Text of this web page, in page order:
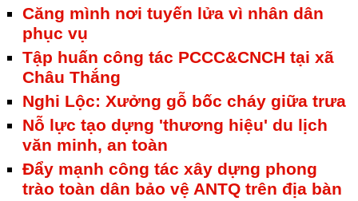
Căng mình nơi tuyến lửa vì nhân dân
phục vụ
Tập huấn công tác PCCC&CNCH tại xã
Châu Thắng
Nghi Lộc: Xưởng gỗ bốc cháy giữa trưa
Nỗ lực tạo dựng 'thương hiệu' du lịch
văn minh, an toàn
Đẩy mạnh công tác xây dựng phong
trào toàn dân bảo vệ ANTQ trên địa bàn